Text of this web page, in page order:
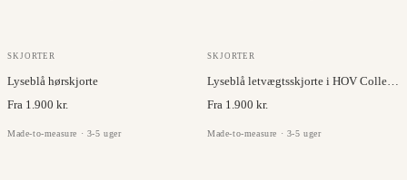
BRISBANE MOSS
SKJORTER
Lyseblå hørskjorte
Fra 1.900 kr.
Made-to-measure · 3-5 uger
JC COLLECTION
SKJORTER
Lyseblå letvægtsskjorte i HOV Collection
Fra 1.900 kr.
Made-to-measure · 3-5 uger